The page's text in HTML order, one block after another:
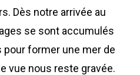
Dès notre arrivée au
se sont accumulés
pour former une mer de
vue nous reste gravée.